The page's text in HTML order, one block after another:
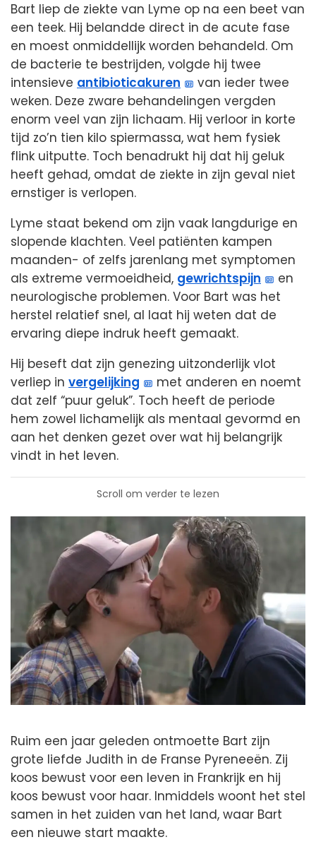
Bart liep de ziekte van Lyme op na een beet van
een teek. Hij belandde direct in de acute fase
en moest onmiddellijk worden behandeld. Om
de bacterie te bestrijden, volgde hij twee
intensieve antibioticakuren
van ieder twee
weken. Deze zware behandelingen vergden
enorm veel van zijn lichaam. Hij verloor in korte
tijd zo’n tien kilo spiermassa, wat hem fysiek
flink uitputte. Toch benadrukt hij dat hij geluk
heeft gehad, omdat de ziekte in zijn geval niet
ernstiger is verlopen.
Lyme staat bekend om zijn vaak langdurige en
slopende klachten. Veel patiënten kampen
maanden- of zelfs jarenlang met symptomen
als extreme vermoeidheid, gewrichtspijn
en
neurologische problemen. Voor Bart was het
herstel relatief snel, al laat hij weten dat de
ervaring diepe indruk heeft gemaakt.
Hij beseft dat zijn genezing uitzonderlijk vlot
verliep in vergelijking
met anderen en noemt
dat zelf “puur geluk”. Toch heeft de periode
hem zowel lichamelijk als mentaal gevormd en
aan het denken gezet over wat hij belangrijk
vindt in het leven.
Scroll om verder te lezen
Ruim een jaar geleden ontmoette Bart zijn
grote liefde Judith in de Franse Pyreneeën. Zij
koos bewust voor een leven in Frankrijk en hij
koos bewust voor haar. Inmiddels woont het stel
samen in het zuiden van het land, waar Bart
een nieuwe start maakte.